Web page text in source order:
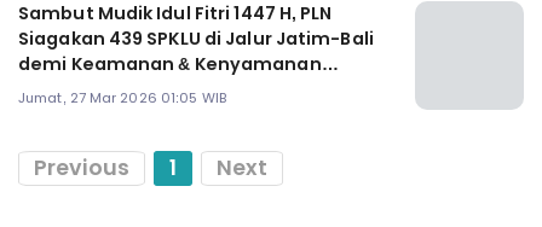
Sambut Mudik Idul Fitri 1447 H, PLN
Siagakan 439 SPKLU di Jalur Jatim-Bali
demi Keamanan & Kenyamanan
Pemudik
Jumat, 27 Mar 2026 01:05 WIB
Previous 1 Next